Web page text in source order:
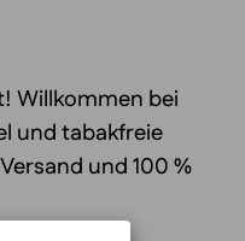
Willkommen bei
und tabakfreie
und 100 %